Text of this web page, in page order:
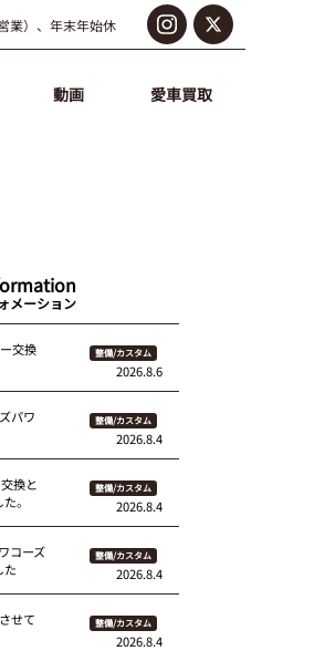
業）、年末年始休
動画 愛車買取
メーション
交換
整備/カスタム
2026.8.6
パワ
整備/カスタム
2026.8.4
換と
。
整備/カスタム
2026.8.4
コーズ
た
整備/カスタム
2026.8.4
せて
整備/カスタム
2026.8.4